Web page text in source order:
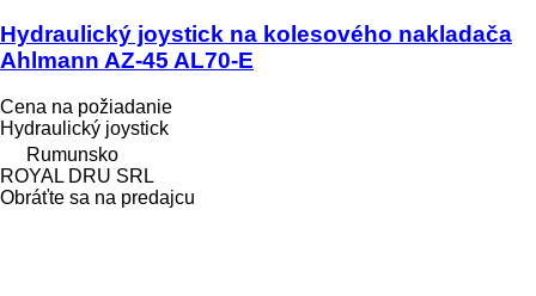
Hydraulický joystick na kolesového nakladača
Ahlmann AZ-45 AL70-E
Cena na požiadanie
Hydraulický joystick
Rumunsko
ROYAL DRU SRL
Obráťte sa na predajcu